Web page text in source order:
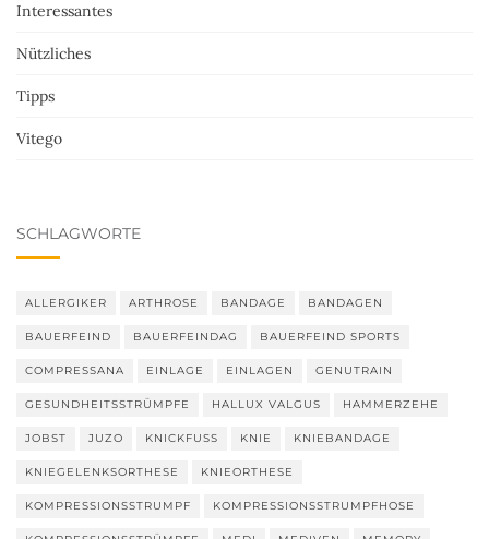
Interessantes
Nützliches
Tipps
Vitego
SCHLAGWORTE
ALLERGIKER ARTHROSE BANDAGE BANDAGEN
BAUERFEIND BAUERFEINDAG BAUERFEIND SPORTS
COMPRESSANA EINLAGE EINLAGEN GENUTRAIN
GESUNDHEITSSTRÜMPFE HALLUX VALGUS HAMMERZEHE
JOBST JUZO KNICKFUSS KNIE KNIEBANDAGE
KNIEGELENKSORTHESE KNIEORTHESE
KOMPRESSIONSSTRUMPF KOMPRESSIONSSTRUMPFHOSE